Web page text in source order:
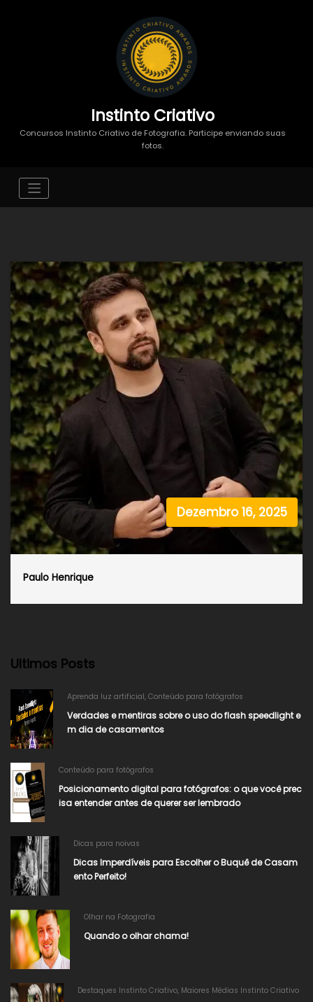
Instinto Criativo
Concursos Instinto Criativo de Fotografia. Participe enviando suas
fotos.
Dezembro 16, 2025
Paulo Henrique
Ultimos Posts
Aprenda luz artificial, Conteúdo para fotógrafos
Verdades e mentiras sobre o uso do flash speedlight e
m dia de casamentos
Conteúdo para fotógrafos
Posicionamento digital para fotógrafos: o que você prec
isa entender antes de querer ser lembrado
Dicas para noivas
Dicas Imperdíveis para Escolher o Buquê de Casam
ento Perfeito!
Olhar na Fotografia
Quando o olhar chama!
Destaques Instinto Criativo, Maiores Médias Instinto Criativo